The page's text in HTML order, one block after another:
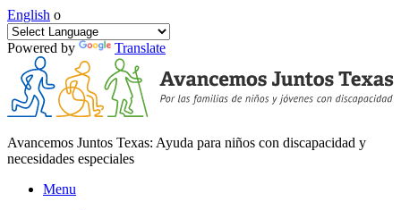
English o
Powered by Translate
Avancemos Juntos Texas: Ayuda para niños con discapacidad y
necesidades especiales
Menu